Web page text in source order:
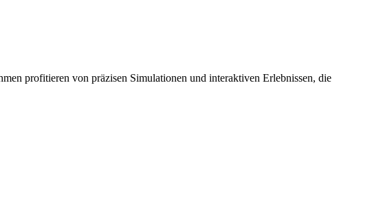
profitieren von präzisen Simulationen und interaktiven Erlebnissen, die